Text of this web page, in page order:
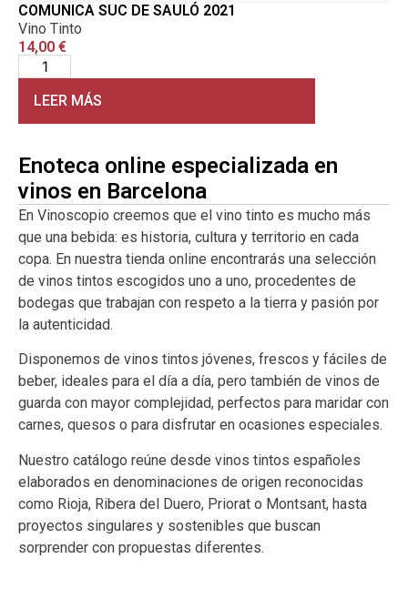
COMUNICA SUC DE SAULÓ 2021
Vino Tinto
14,00 €
LEER MÁS
Enoteca online especializada en
vinos en Barcelona
En Vinoscopio creemos que el vino tinto es mucho más
que una bebida: es historia, cultura y territorio en cada
copa. En nuestra tienda online encontrarás una selección
de vinos tintos escogidos uno a uno, procedentes de
bodegas que trabajan con respeto a la tierra y pasión por
la autenticidad.
Disponemos de vinos tintos jóvenes, frescos y fáciles de
beber, ideales para el día a día, pero también de vinos de
guarda con mayor complejidad, perfectos para maridar con
carnes, quesos o para disfrutar en ocasiones especiales.
Nuestro catálogo reúne desde vinos tintos españoles
elaborados en denominaciones de origen reconocidas
como Rioja, Ribera del Duero, Priorat o Montsant, hasta
proyectos singulares y sostenibles que buscan
sorprender con propuestas diferentes.